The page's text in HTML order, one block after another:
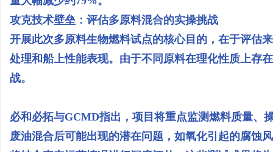
攻克技术壁垒：评估多原料混合的实操挑战
开展此次多原料生物燃料试点的核心目的，在于评估
处理和船上性能表现。由于不同原料在理化性质上存
战。
必和必拓与GCMD指出，项目将重点监测燃料质量、
废油混合后可能出现的潜在问题，如氧化引起的腐蚀